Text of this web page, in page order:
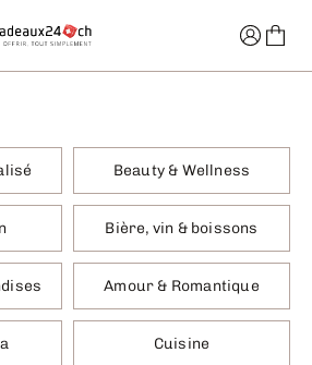
Beauty & Wellness
Bière, vin & boissons
Amour & Romantique
Cuisine